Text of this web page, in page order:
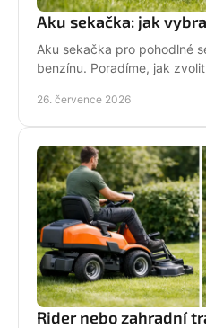
Aku sekačka: jak
Aku sekačka pro pohodlné
benzínu. Poradíme, jak
26. července 2026
Rider nebo zahradní